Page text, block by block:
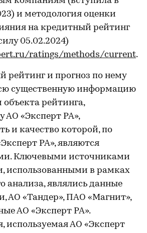
и методология оценки
на кредитный рейтинг
05.02.2024)
ratings/methods/current.
рейтинг и прогноз по нему
существенную информацию
рейтинга,
АО «Эксперт РА»,
и качество которой, по
РА», являются
Ключевыми источниками
использованными в рамках
анализа, являлись данные
АО «Тандер», ПАО «Магнит»,
АО «Эксперт РА».
используемая АО «Эксперт